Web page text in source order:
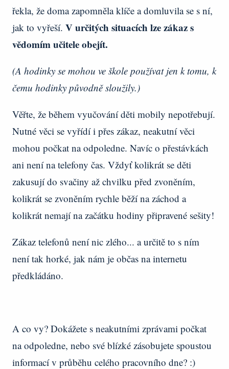
řekla, že doma zapomněla klíče a domluvila se s ní,
jak to vyřeší. V určitých situacích lze zákaz s
vědomím učitele obejít.
(A hodinky se mohou ve škole používat jen k tomu, k
čemu hodinky původně sloužily.)
Věřte, že během vyučování děti mobily nepotřebují.
Nutné věci se vyřídí i přes zákaz, neakutní věci
mohou počkat na odpoledne. Navíc o přestávkách
ani není na telefony čas. Vždyť kolikrát se děti
zakusují do svačiny až chvilku před zvoněním,
kolikrát se zvoněním rychle běží na záchod a
kolikrát nemají na začátku hodiny připravené sešity!
Zákaz telefonů není nic zlého... a určitě to s ním
není tak horké, jak nám je občas na internetu
předkládáno.
A co vy? Dokážete s neakutními zprávami počkat
na odpoledne, nebo své blízké zásobujete spoustou
informací v průběhu celého pracovního dne? :)